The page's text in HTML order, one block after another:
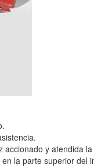
y atendida
la parte superior del